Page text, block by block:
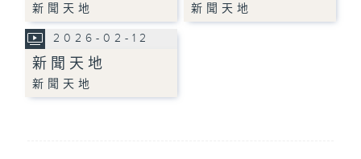
新聞天地 新聞天地
2026-02-12
新聞天地
新聞天地